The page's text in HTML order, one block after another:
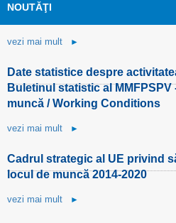
NOUTĂŢI
vezi mai mult ►
Date statistice despre
Buletinul statistic al
muncă / Working Conditions
vezi mai mult ►
Cadrul strategic al UE privind
locul de muncă 2014-2020
vezi mai mult ►